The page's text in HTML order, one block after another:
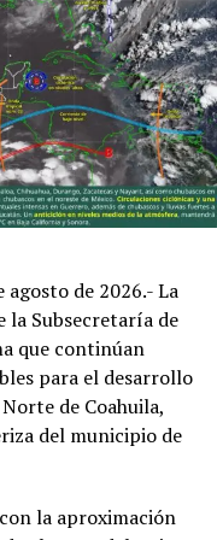
a zonas con
Asimismo,
reducir la velocidad
bajo árboles,
inestables.
a la ciudadanía que
puede
seguridad de
agosto de 2026.- La
la Subsecretaría de
que continúan
para el desarrollo
de Coahuila,
del municipio de
la aproximación